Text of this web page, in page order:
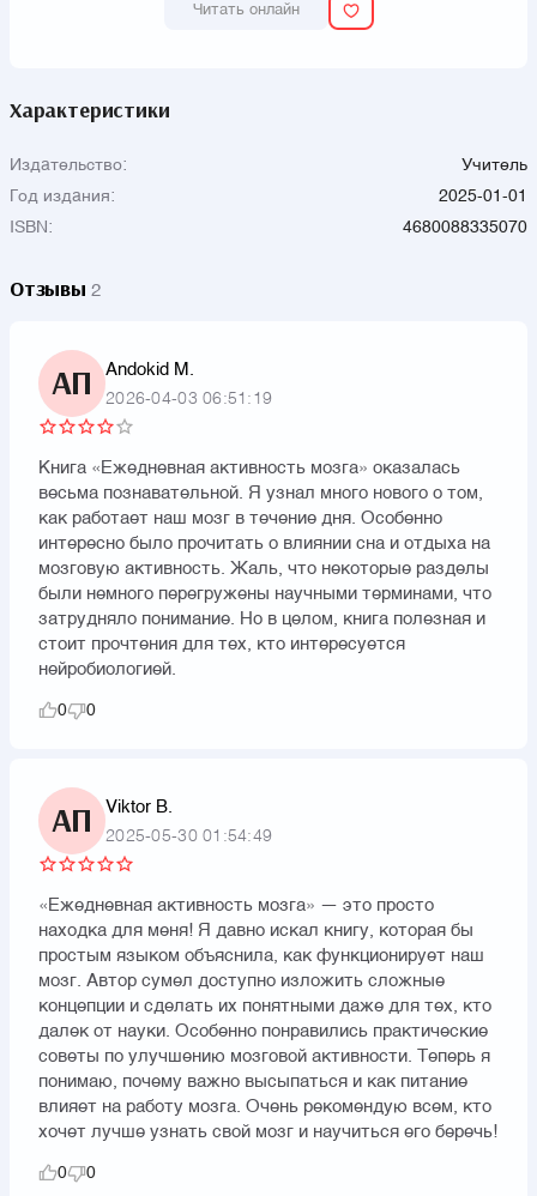
Читать онлайн
Характеристики
Издательство:
Учитель
Год издания:
2025-01-01
ISBN:
4680088335070
Отзывы 2
АП Andokid M.
2026-04-03 06:51:19
Книга «Ежедневная активность мозга» оказалась
весьма познавательной. Я узнал много нового о том,
как работает наш мозг в течение дня. Особенно
интересно было прочитать о влиянии сна и отдыха на
мозговую активность. Жаль, что некоторые разделы
были немного перегружены научными терминами, что
затрудняло понимание. Но в целом, книга полезная и
стоит прочтения для тех, кто интересуется
нейробиологией.
0 0
АП Viktor B.
2025-05-30 01:54:49
«Ежедневная активность мозга» — это просто
находка для меня! Я давно искал книгу, которая бы
простым языком объяснила, как функционирует наш
мозг. Автор сумел доступно изложить сложные
концепции и сделать их понятными даже для тех, кто
далек от науки. Особенно понравились практические
советы по улучшению мозговой активности. Теперь я
понимаю, почему важно высыпаться и как питание
влияет на работу мозга. Очень рекомендую всем, кто
хочет лучше узнать свой мозг и научиться его беречь!
0 0